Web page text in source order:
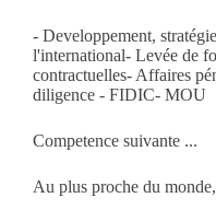
- Developpement,
l'international- Levée de
contractuelles- Affaires
diligence - FIDIC- MOU
Competence suivante ...
Au plus proche du